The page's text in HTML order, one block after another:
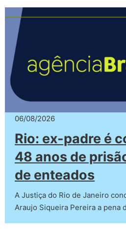
06/08/2026
Rio: ex-padre é
48 anos de
de enteados
A Justiça do Rio de Janeiro
Araujo Siqueira Pereira a pena